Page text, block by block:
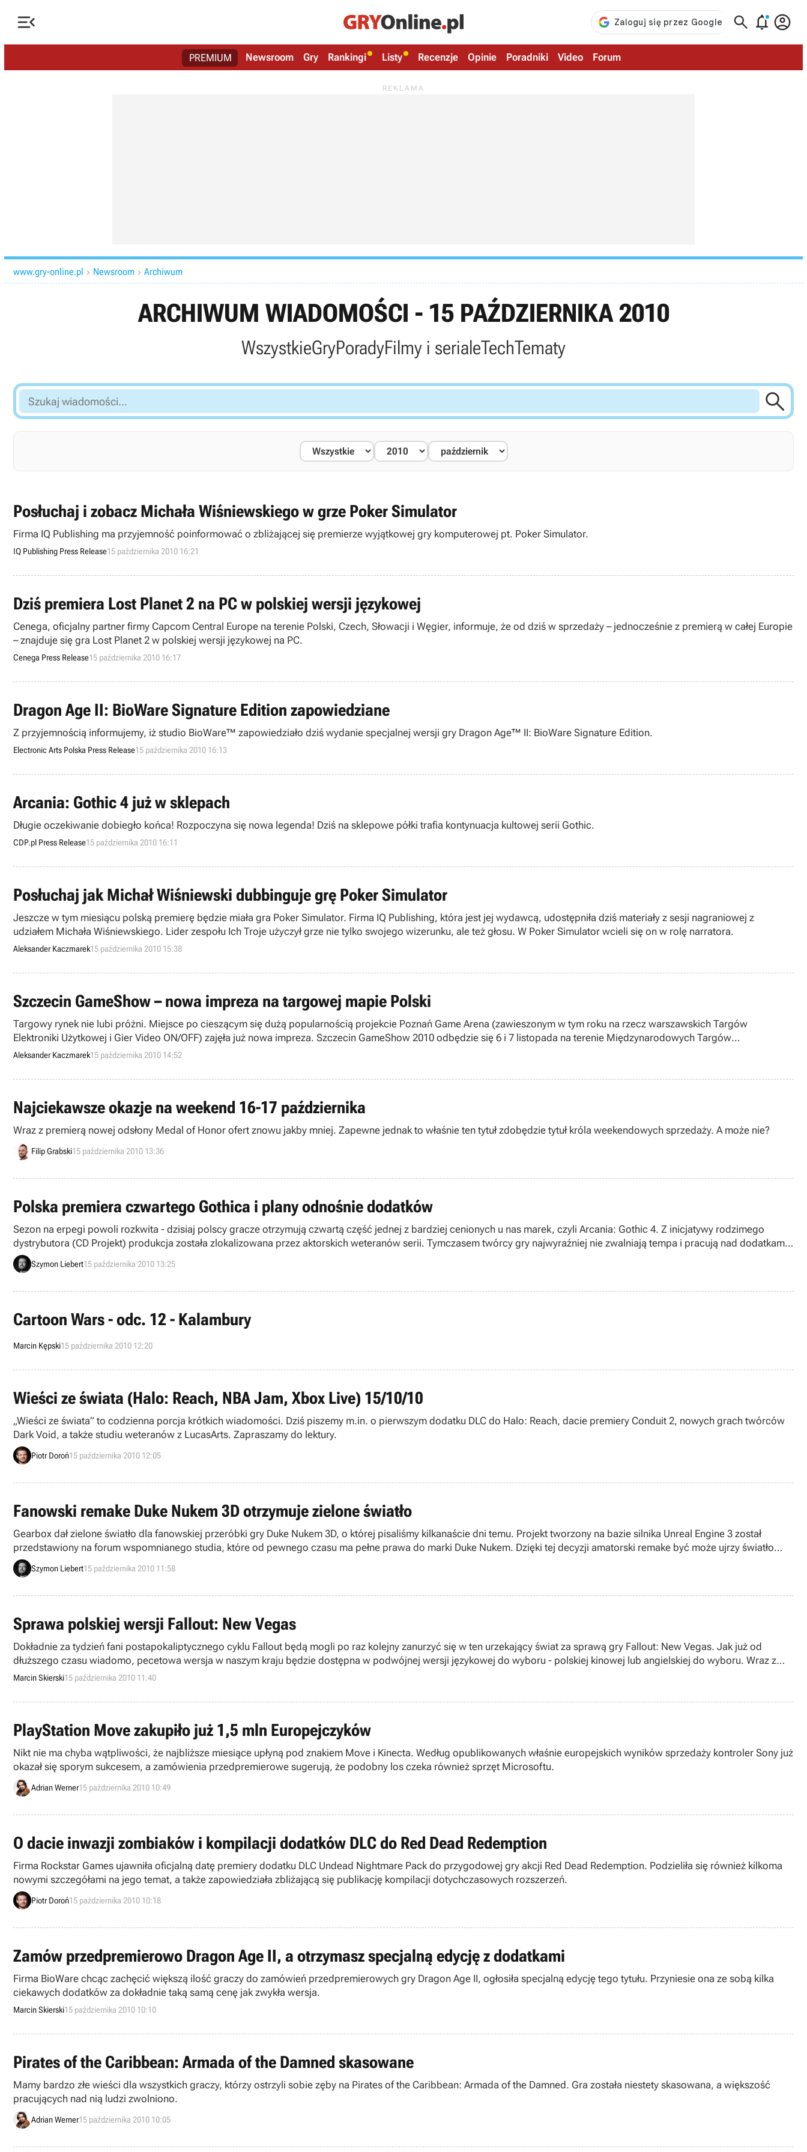
   
PREMIUM Newsroom Gry Rankingi Listy Recenzje Opinie Poradniki Video Forum
www.gry-online.pl  Newsroom  Archiwum
ARCHIWUM WIADOMOŚCI - 15 PAŹDZIERNIKA 2010
WszystkieGryPoradyFilmy i serialeTechTematy
Szukaj
wiadomości...

Posłuchaj i zobacz Michała Wiśniewskiego w grze Poker Simulator
Firma IQ Publishing ma przyjemność poinformować o zbliżającej się premierze wyjątkowej gry komputerowej pt. Poker Simulator.
IQ Publishing Press Release15 października 2010 16:21
Dziś premiera Lost Planet 2 na PC w polskiej wersji językowej
Cenega, oficjalny partner firmy Capcom Central Europe na terenie Polski, Czech, Słowacji i Węgier, informuje, że od dziś w sprzedaży – jednocześnie z premierą w całej Europie
– znajduje się gra Lost Planet 2 w polskiej wersji językowej na PC.
Cenega Press Release15 października 2010 16:17
Dragon Age II: BioWare Signature Edition zapowiedziane
Z przyjemnością informujemy, iż studio BioWare™ zapowiedziało dziś wydanie specjalnej wersji gry Dragon Age™ II: BioWare Signature Edition.
Electronic Arts Polska Press Release15 października 2010 16:13
Arcania: Gothic 4 już w sklepach
Długie oczekiwanie dobiegło końca! Rozpoczyna się nowa legenda! Dziś na sklepowe półki trafia kontynuacja kultowej serii Gothic.
CDP.pl Press Release15 października 2010 16:11
Posłuchaj jak Michał Wiśniewski dubbinguje grę Poker Simulator
Jeszcze w tym miesiącu polską premierę będzie miała gra Poker Simulator. Firma IQ Publishing, która jest jej wydawcą, udostępniła dziś materiały z sesji nagraniowej z
udziałem Michała Wiśniewskiego. Lider zespołu Ich Troje użyczył grze nie tylko swojego wizerunku, ale też głosu. W Poker Simulator wcieli się on w rolę narratora.
Aleksander Kaczmarek15 października 2010 15:38
Szczecin GameShow – nowa impreza na targowej mapie Polski
Targowy rynek nie lubi próżni. Miejsce po cieszącym się dużą popularnością projekcie Poznań Game Arena (zawieszonym w tym roku na rzecz warszawskich Targów
Elektroniki Użytkowej i Gier Video ON/OFF) zajęła już nowa impreza. Szczecin GameShow 2010 odbędzie się 6 i 7 listopada na terenie Międzynarodowych Targów
Szczecińskich. Partnerami tego wydarzenia są firmy Vobis, Electronic Arts oraz Asus
Aleksander Kaczmarek15 października 2010 14:52
Najciekawsze okazje na weekend 16-17 października
Wraz z premierą nowej odsłony Medal of Honor ofert znowu jakby mniej. Zapewne jednak to właśnie ten tytuł zdobędzie tytuł króla weekendowych sprzedaży. A może nie?
Filip Grabski15 października 2010 13:36
Polska premiera czwartego Gothica i plany odnośnie dodatków
Sezon na erpegi powoli rozkwita - dzisiaj polscy gracze otrzymują czwartą część jednej z bardziej cenionych u nas marek, czyli Arcania: Gothic 4. Z inicjatywy rodzimego
dystrybutora (CD Projekt) produkcja została zlokalizowana przez aktorskich weteranów serii. Tymczasem twórcy gry najwyraźniej nie zwalniają tempa i pracują nad dodatkami
do swojego dzieła.
Szymon Liebert15 października 2010 13:25
Cartoon Wars - odc. 12 - Kalambury
Marcin Kępski15 października 2010 12:20
Wieści ze świata (Halo: Reach, NBA Jam, Xbox Live) 15/10/10
„Wieści ze świata” to codzienna porcja krótkich wiadomości. Dziś piszemy m.in. o pierwszym dodatku DLC do Halo: Reach, dacie premiery Conduit 2, nowych grach twórców
Dark Void, a także studiu weteranów z LucasArts. Zapraszamy do lektury.
Piotr Doroń15 października 2010 12:05
Fanowski remake Duke Nukem 3D otrzymuje zielone światło
Gearbox dał zielone światło dla fanowskiej przeróbki gry Duke Nukem 3D, o której pisaliśmy kilkanaście dni temu. Projekt tworzony na bazie silnika Unreal Engine 3 został
przedstawiony na forum wspomnianego studia, które od pewnego czasu ma pełne prawa do marki Duke Nukem. Dzięki tej decyzji amatorski remake być może ujrzy światło
dzienne.
Szymon Liebert15 października 2010 11:58
Sprawa polskiej wersji Fallout: New Vegas
Dokładnie za tydzień fani postapokaliptycznego cyklu Fallout będą mogli po raz kolejny zanurzyć się w ten urzekający świat za sprawą gry Fallout: New Vegas. Jak już od
dłuższego czasu wiadomo, pecetowa wersja w naszym kraju będzie dostępna w podwójnej wersji językowej do wyboru - polskiej kinowej lub angielskiej do wyboru. Wraz z
ujawnieniem oficjalnej okładki gry pojawiło się jednak pytanie - czy nie powtórzy się sytuacja z Sid Meier’s Civilization V?
Marcin Skierski15 października 2010 11:40
PlayStation Move zakupiło już 1,5 mln Europejczyków
Nikt nie ma chyba wątpliwości, że najbliższe miesiące upłyną pod znakiem Move i Kinecta. Według opublikowanych właśnie europejskich wyników sprzedaży kontroler Sony już
okazał się sporym sukcesem, a zamówienia przedpremierowe sugerują, że podobny los czeka również sprzęt Microsoftu.
Adrian Werner15 października 2010 10:49
O dacie inwazji zombiaków i kompilacji dodatków DLC do Red Dead Redemption
Firma Rockstar Games ujawniła oficjalną datę premiery dodatku DLC Undead Nightmare Pack do przygodowej gry akcji Red Dead Redemption. Podzieliła się również kilkoma
nowymi szczegółami na jego temat, a także zapowiedziała zbliżającą się publikację kompilacji dotychczasowych rozszerzeń.
Piotr Doroń15 października 2010 10:18
Zamów przedpremierowo Dragon Age II, a otrzymasz specjalną edycję z dodatkami
Firma BioWare chcąc zachęcić większą ilość graczy do zamówień przedpremierowych gry Dragon Age II, ogłosiła specjalną edycję tego tytułu. Przyniesie ona ze sobą kilka
ciekawych dodatków za dokładnie taką samą cenę jak zwykła wersja.
Marcin Skierski15 października 2010 10:10
Pirates of the Caribbean: Armada of the Damned skasowane
Mamy bardzo złe wieści dla wszystkich graczy, którzy ostrzyli sobie zęby na Pirates of the Caribbean: Armada of the Damned. Gra została niestety skasowana, a większość
pracujących nad nią ludzi zwolniono.
Adrian Werner15 października 2010 10:05